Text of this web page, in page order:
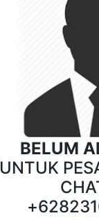
BELUM
UNTUK